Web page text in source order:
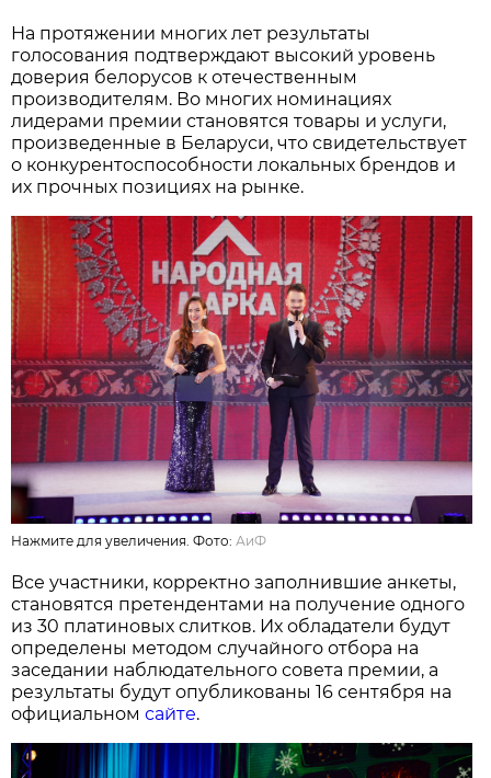
На протяжении многих лет результаты
голосования подтверждают высокий уровень
доверия белорусов к отечественным
производителям. Во многих номинациях
лидерами премии становятся товары и услуги,
произведенные в Беларуси, что свидетельствует
о конкурентоспособности локальных брендов и
их прочных позициях на рынке.
Нажмите для увеличения. Фото:АиФ
Все участники, корректно заполнившие анкеты,
становятся претендентами на получение одного
из 30 платиновых слитков. Их обладатели будут
определены методом случайного отбора на
заседании наблюдательного совета премии, а
результаты будут опубликованы 16 сентября на
официальномсайте.